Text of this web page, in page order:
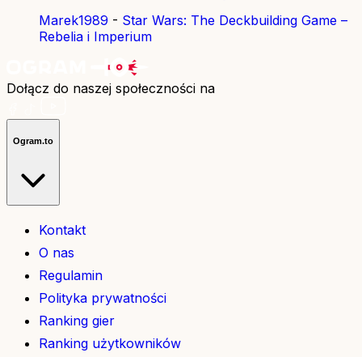
Marek1989 - Star Wars: The Deckbuilding Game –
Rebelia i Imperium
Dołącz do naszej społeczności na
Ogram.to
Kontakt
O nas
Regulamin
Polityka prywatności
Ranking gier
Ranking użytkowników